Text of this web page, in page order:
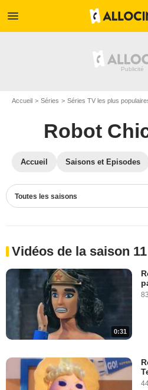
menu
Accueil Séries Séries TV les plus
Robot
Accueil Saisons et Episodes
Toutes les saisons
Vidéos de la saison 11
0:31